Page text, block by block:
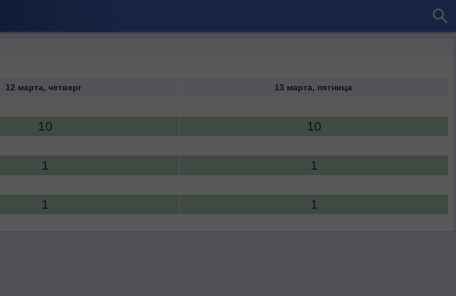
12 марта, четверг
13 марта, пятница
10 10
1 1
1 1